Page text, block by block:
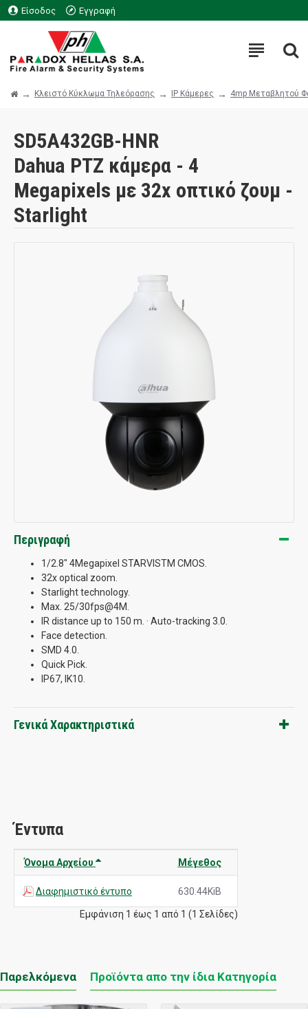
Είσοδος Εγγραφή
Κλειστό Κύκλωμα Τηλεόρασης IP Κάμερες 4mp Μεταβλητού
SD5A432GB-HNR
Dahua PTZ κάμερα - 4
Megapixels με 32x οπτικό ζουμ -
Starlight
Περιγραφή
1/2.8" 4Megapixel STARVISTM CMOS.
32x optical zoom.
Starlight technology.
Max. 25/30fps@4M.
IR distance up to 150 m. · Auto-tracking 3.0.
Face detection.
SMD 4.0.
Quick Pick.
IP67, IK10.
Γενικά Χαρακτηριστικά
Έντυπα
Όνομα Αρχείου Μέγεθος
Διαφημιστικό έντυπο 630.44KiB
Εμφάνιση 1 έως 1 από 1 (1 Σελίδες)
Παρελκόμενα Προϊόντα απο την ίδια Κατηγορία